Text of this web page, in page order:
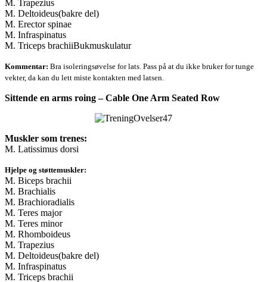
M. Trapezius
M. Deltoideus(bakre del)
M. Erector spinae
M. Infraspinatus
M. Triceps brachiiBukmuskulatur
Kommentar: Bra isoleringsøvelse for lats. Pass på at du ikke bruker for tunge
vekter, da kan du lett miste kontakten med latsen.
Sittende en arms roing – Cable One Arm Seated Row
Muskler som trenes:
M. Latissimus dorsi
Hjelpe og støttemuskler:
M. Biceps brachii
M. Brachialis
M. Brachioradialis
M. Teres major
M. Teres minor
M. Rhomboideus
M. Trapezius
M. Deltoideus(bakre del)
M. Infraspinatus
M. Triceps brachii